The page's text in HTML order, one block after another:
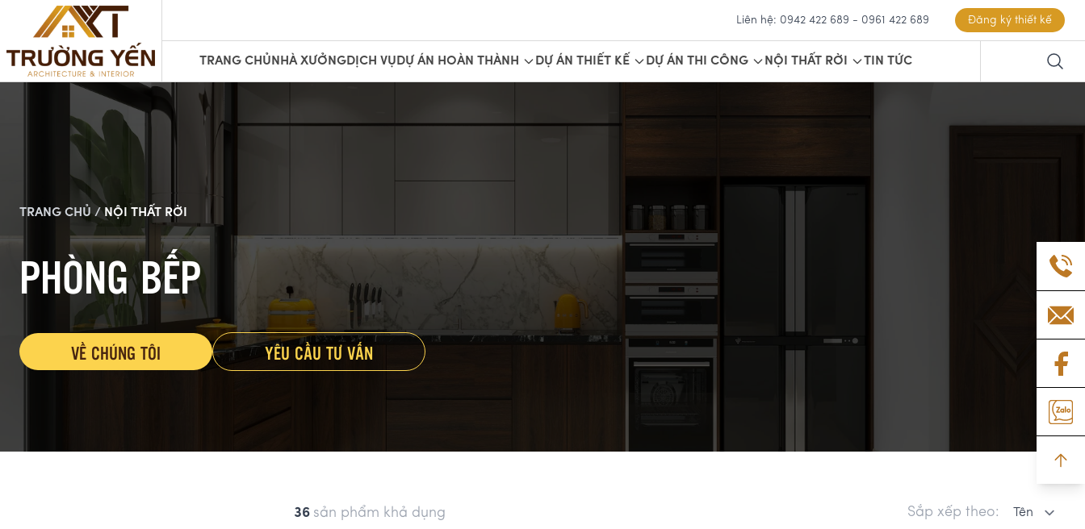
Liên hệ: 0942 422 689 - 0961 422 689 Đăng ký thiết kế
TRANG CHỦ NHÀ XƯỞNGDỊCH VỤ DỰ ÁN HOÀN THÀNH DỰ ÁN THIẾT KẾ DỰ ÁN THI CÔNG NỘI THẤT RỜI TIN TỨC
TRANG CHỦ /NỘI THẤT RỜI
PHÒNG BẾP
VỀ CHÚNG TÔI YÊU CẦU TƯ VẤN
36 sản phẩm khả dụng Sắp xếp theo: